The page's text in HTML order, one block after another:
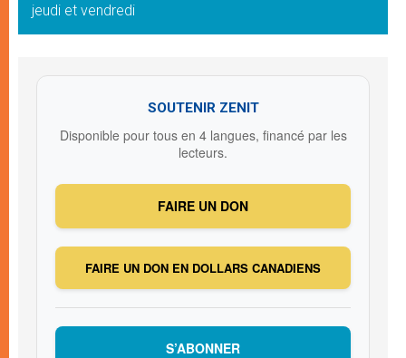
jeudi et vendredi
SOUTENIR ZENIT
Disponible pour tous en 4 langues, financé par les
lecteurs.
FAIRE UN DON
FAIRE UN DON EN DOLLARS CANADIENS
S’ABONNER